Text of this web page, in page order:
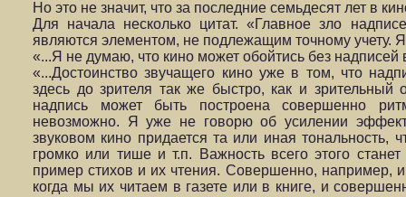
Но это не значит, что за последние семьдесят лет в
Для начала несколько цитат. «Главное зло
являются элементом, не подлежащим точному учету.
«...Я не думаю, что кино может обойтись без
«...Достоинство звучащего кино уже в том, что
здесь до зрителя так же быстро, как и зрительный
надпись может быть построена совершенно
невозможно. Я уже не говорю об усилении
звуковом кино придается та или иная тональность,
громко или тише и т.п. Важность всего этого
пример стихов и их чтения. Совершенно, например,
когда мы их читаем в газете или в книге, и